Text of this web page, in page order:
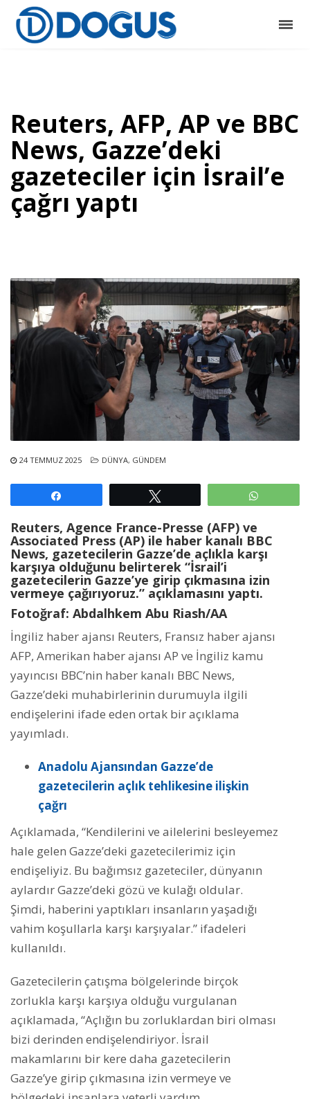
Reuters, AFP, AP ve BBC
News, Gazze’deki
gazeteciler için İsrail’e
çağrı yaptı
24 TEMMUZ 2025 DÜNYA, GÜNDEM
Reuters, Agence France-Presse (AFP) ve
Associated Press (AP) ile haber kanalı BBC
News, gazetecilerin Gazze’de açlıkla karşı
karşıya olduğunu belirterek “İsrail’i
gazetecilerin Gazze’ye girip çıkmasına izin
vermeye çağırıyoruz.” açıklamasını yaptı.
Fotoğraf: Abdalhkem Abu Riash/AA
İngiliz haber ajansı Reuters, Fransız haber ajansı
AFP, Amerikan haber ajansı AP ve İngiliz kamu
yayıncısı BBC’nin haber kanalı BBC News,
Gazze’deki muhabirlerinin durumuyla ilgili
endişelerini ifade eden ortak bir açıklama
yayımladı.
Anadolu Ajansından Gazze’de
gazetecilerin açlık tehlikesine ilişkin
çağrı
Açıklamada, “Kendilerini ve ailelerini besleyemez
hale gelen Gazze’deki gazetecilerimiz için
endişeliyiz. Bu bağımsız gazeteciler, dünyanın
aylardır Gazze’deki gözü ve kulağı oldular.
Şimdi, haberini yaptıkları insanların yaşadığı
vahim koşullarla karşı karşıyalar.” ifadeleri
kullanıldı.
Gazetecilerin çatışma bölgelerinde birçok
zorlukla karşı karşıya olduğu vurgulanan
açıklamada, “Açlığın bu zorluklardan biri olması
bizi derinden endişelendiriyor. İsrail
makamlarını bir kere daha gazetecilerin
Gazze’ye girip çıkmasına izin vermeye ve